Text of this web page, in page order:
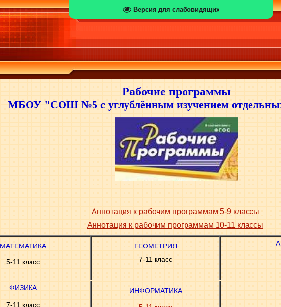
Версия для слабовидящих
Рабочие программы
МБОУ "СОШ №5 с углублённым изучением
Аннотация к рабочим программам 5-9 классы
Аннотация к рабочим программам 10-11 классы
МАТЕМАТИКА
5-11 класс
ГЕОМЕТРИЯ
7-11 класс
ФИЗИКА
7-11 класс
ИНФОРМАТИКА